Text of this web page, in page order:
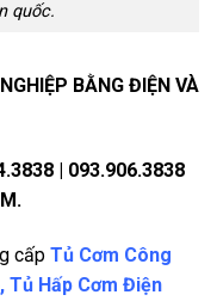
quốc.
BẰNG ĐIỆN VÀ
| 093.906.3838
cấp Tủ Cơm Công
Tủ Hấp Cơm Điện